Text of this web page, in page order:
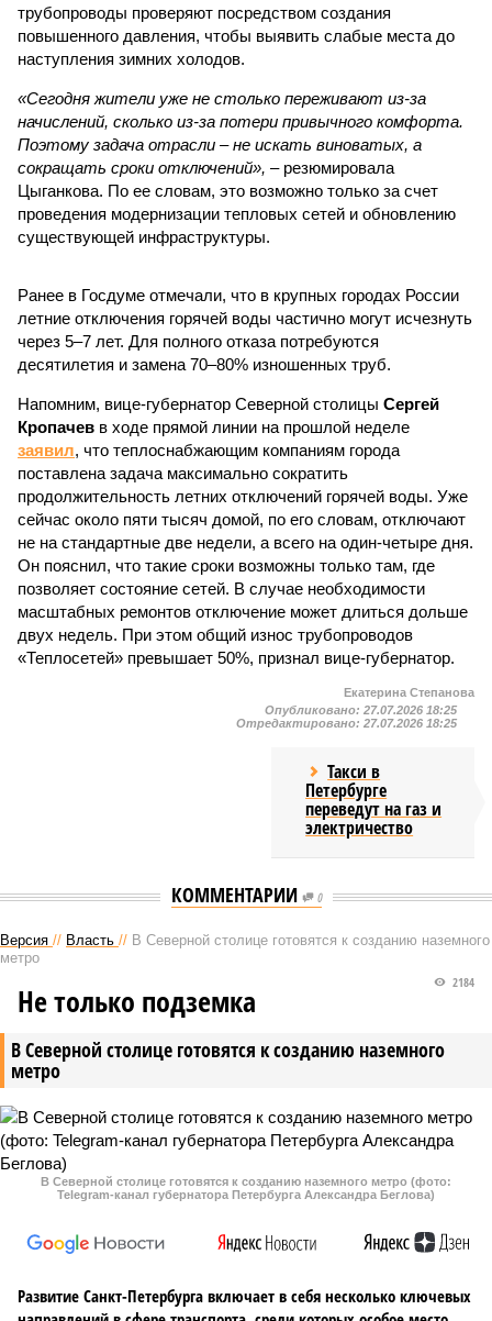
трубопроводы проверяют посредством создания
повышенного давления, чтобы выявить слабые места до
наступления зимних холодов.
«Сегодня жители уже не столько переживают из-за
начислений, сколько из-за потери привычного комфорта.
Поэтому задача отрасли – не искать виноватых, а
сокращать сроки отключений», – резюмировала
Цыганкова. По ее словам, это возможно только за счет
проведения модернизации тепловых сетей и обновлению
существующей инфраструктуры.
Ранее в Госдуме отмечали, что в крупных городах России
летние отключения горячей воды частично могут исчезнуть
через 5–7 лет. Для полного отказа потребуются
десятилетия и замена 70–80% изношенных труб.
Напомним, вице-губернатор Северной столицы Сергей
Кропачев в ходе прямой линии на прошлой неделе
заявил, что теплоснабжающим компаниям города
поставлена задача максимально сократить
продолжительность летних отключений горячей воды. Уже
сейчас около пяти тысяч домой, по его словам, отключают
не на стандартные две недели, а всего на один-четыре дня.
Он пояснил, что такие сроки возможны только там, где
позволяет состояние сетей. В случае необходимости
масштабных ремонтов отключение может длиться дольше
двух недель. При этом общий износ трубопроводов
«Теплосетей» превышает 50%, признал вице-губернатор.
Екатерина Степанова
Опубликовано: 27.07.2026 18:25
Отредактировано: 27.07.2026 18:25
Такси в
Петербурге
переведут на газ и
электричество
КОММЕНТАРИИ 0
Версия // Власть // В Северной столице готовятся к созданию наземного
метро
В Северной столице готовятся к созданию наземного
метро
2184
Не только подземка
В Северной столице готовятся к созданию наземного метро (фото:
Telegram-канал губернатора Петербурга Александра Беглова)
Развитие Санкт-Петербурга включает в себя несколько ключевых